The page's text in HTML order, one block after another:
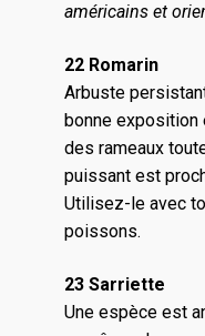
américains et
22 Romarin
Arbuste
bonne exposition
des rameaux
puissant est
Utilisez-le avec
poissons.
23 Sarriette
Une espèce est